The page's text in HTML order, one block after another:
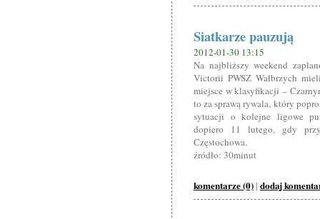
Siatkarze pauzują
2012-01-30 13:15
Na najbliższy weekend
Victorii PWSZ Wałbrzych
miejsce w klasyfikacji –
to za sprawą rywala, który
sytuacji o kolejne ligowe
dopiero 11 lutego, gdy
Częstochowa.
źródło: 30minut
komentarze (0) | dodaj